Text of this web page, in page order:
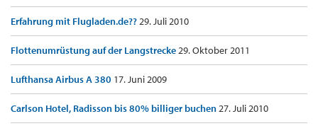
Erfahrung mit Flugladen.de??29. Juli 2010
Flottenumrüstung auf der Langstrecke29. Oktober 2011
Lufthansa Airbus A 380 17. Juni 2009
Carlson Hotel, Radisson bis 80% billiger buchen27. Juli 2010